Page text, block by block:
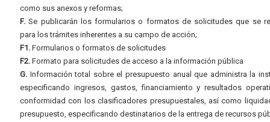
como sus anexos y reformas;
F. Se publicarán los formularios o formatos de solicitudes que se
para los trámites inherentes a su campo de acción;
F1. Formularios o formatos de solicitudes
F2. Formato para solicitudes de acceso a la información pública
G. Información total sobre el presupuesto anual que administra la
especificando ingresos, gastos, financiamiento y resultados
conformidad con los clasificadores presupuestales, así como
presupuesto, especificando destinatarios de la entrega de recursos